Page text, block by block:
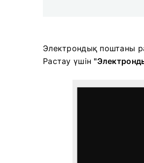
Электрондық поштаны
Растау үшін